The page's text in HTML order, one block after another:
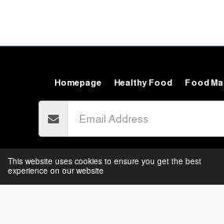
This website uses cookies to ensure you get the best
experience on our website
Homepage Healthy Food Food